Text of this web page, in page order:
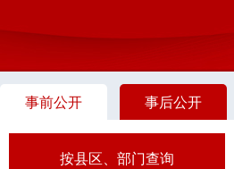
事前公开 事后公开
按县区、部门查询